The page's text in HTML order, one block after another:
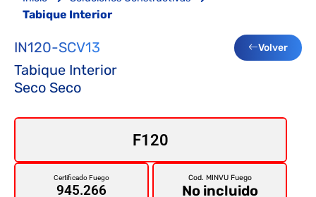
Tabique Interior
IN120-SCV13 Volver
Tabique Interior
Seco Seco
F120
Certificado Fuego
945.266
Cod. MINVU Fuego
No incluido